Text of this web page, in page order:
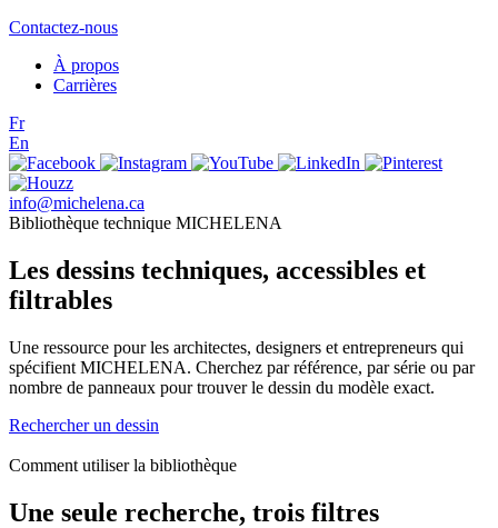
Contactez-nous
À propos
Carrières
Fr
En
info@michelena.ca
Bibliothèque technique MICHELENA
Les dessins techniques, accessibles et
filtrables
Une ressource pour les architectes, designers et entrepreneurs qui
spécifient MICHELENA. Cherchez par référence, par série ou par
nombre de panneaux pour trouver le dessin du modèle exact.
Rechercher un dessin
Comment utiliser la bibliothèque
Une seule recherche, trois filtres